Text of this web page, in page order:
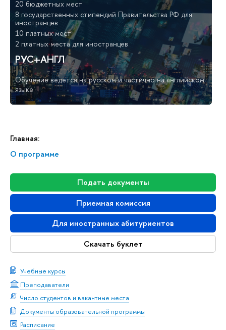
Главная:
О программе
Подать документы
Приемная комиссия
Для иностранных абитуриентов
Скачать буклет
Учебные курсы
Преподаватели
Число студентов и вакантные места
Документы образовательной программы
Расписание
20 бюджетных мест
8 государственных стипендий Правительства РФ для
иностранцев
10 платных мест
2 платных места для иностранцев
РУС+АНГЛ
Обучение ведется на русском и частично на английском
языке